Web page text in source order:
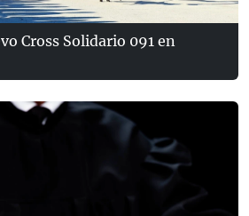
Cross Solidario 091 en